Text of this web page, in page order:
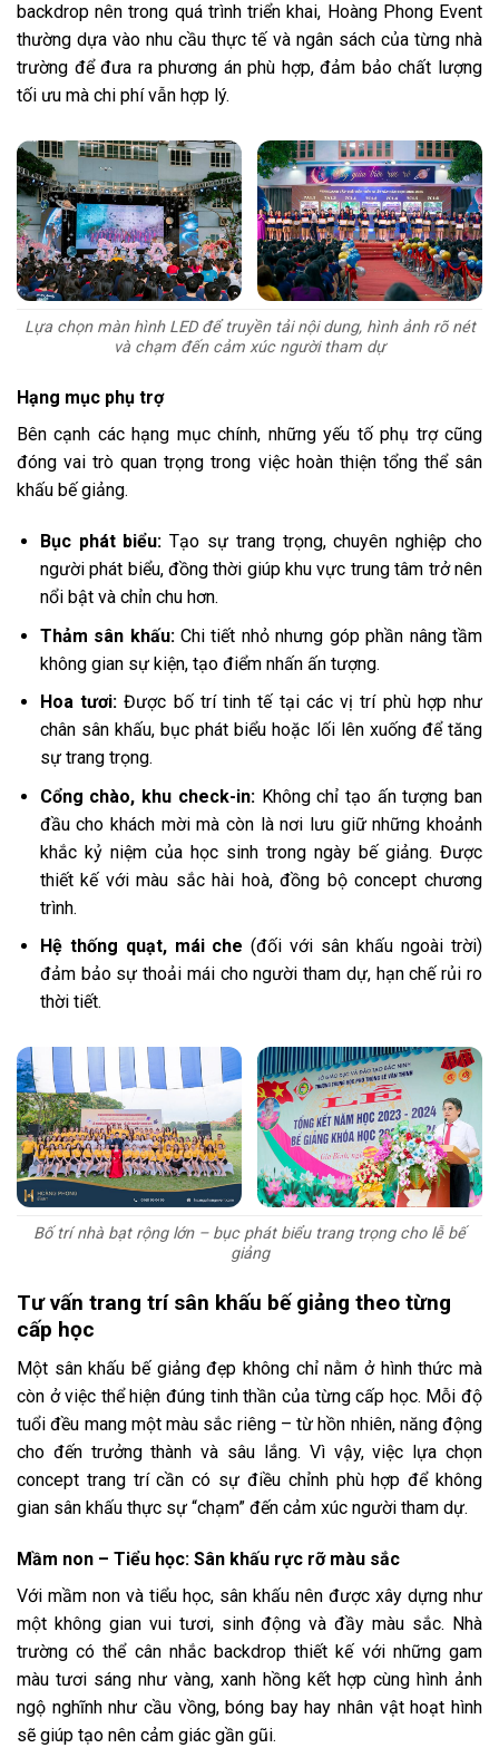
backdrop nên trong quá trình triển khai, Hoàng Phong Event
thường dựa vào nhu cầu thực tế và ngân sách của từng nhà
trường để đưa ra phương án phù hợp, đảm bảo chất lượng
tối ưu mà chi phí vẫn hợp lý.
Lựa chọn màn hình LED để truyền tải nội dung, hình ảnh rõ nét
và chạm đến cảm xúc người tham dự
Hạng mục phụ trợ
Bên cạnh các hạng mục chính, những yếu tố phụ trợ cũng
đóng vai trò quan trọng trong việc hoàn thiện tổng thể sân
khấu bế giảng.
Bục phát biểu: Tạo sự trang trọng, chuyên nghiệp cho
người phát biểu, đồng thời giúp khu vực trung tâm trở nên
nổi bật và chỉn chu hơn.
Thảm sân khấu:Chi tiết nhỏ nhưng góp phần nâng tầm
không gian sự kiện, tạo điểm nhấn ấn tượng.
Hoa tươi:Được bố trí tinh tế tại các vị trí phù hợp như
chân sân khấu, bục phát biểu hoặc lối lên xuống để tăng
sự trang trọng.
Cổng chào, khu check-in: Không chỉ tạo ấn tượng ban
đầu cho khách mời mà còn là nơi lưu giữ những khoảnh
khắc kỷ niệm của học sinh trong ngày bế giảng. Được
thiết kế với màu sắc hài hoà, đồng bộ concept chương
trình.
Hệ thống quạt, mái che (đối với sân khấu ngoài trời)
đảm bảo sự thoải mái cho người tham dự, hạn chế rủi ro
thời tiết.
Bố trí nhà bạt rộng lớn – bục phát biểu trang trọng cho lễ bế
giảng
Tư vấn trang trí sân khấu bế giảng theo từng
cấp học
Một sân khấu bế giảng đẹp không chỉ nằm ở hình thức mà
còn ở việc thể hiện đúng tinh thần của từng cấp học. Mỗi độ
tuổi đều mang một màu sắc riêng – từ hồn nhiên, năng động
cho đến trưởng thành và sâu lắng. Vì vậy, việc lựa chọn
concept trang trí cần có sự điều chỉnh phù hợp để không
gian sân khấu thực sự “chạm” đến cảm xúc người tham dự.
Mầm non – Tiểu học: Sân khấu rực rỡ màu sắc
Với mầm non và tiểu học, sân khấu nên được xây dựng như
một không gian vui tươi, sinh động và đầy màu sắc. Nhà
trường có thể cân nhắc backdrop thiết kế với những gam
màu tươi sáng như vàng, xanh hồng kết hợp cùng hình ảnh
ngộ nghĩnh như cầu vồng, bóng bay hay nhân vật hoạt hình
sẽ giúp tạo nên cảm giác gần gũi.